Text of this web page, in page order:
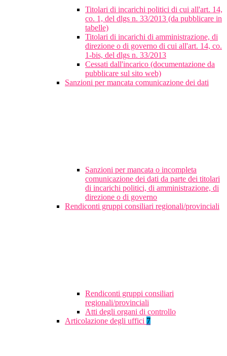
Titolari di incarichi politici di cui all'art. 14,
co. 1, del dlgs n. 33/2013 (da pubblicare in
tabelle)
Titolari di incarichi di amministrazione, di
direzione o di governo di cui all'art. 14, co.
1-bis, del dlgs n. 33/2013
Cessati dall'incarico (documentazione da
pubblicare sul sito web)
Sanzioni per mancata comunicazione dei dati
Sanzioni per mancata o incompleta
comunicazione dei dati da parte dei titolari
di incarichi politici, di amministrazione, di
direzione o di governo
Rendiconti gruppi consiliari regionali/provinciali
Rendiconti gruppi consiliari
regionali/provinciali
Atti degli organi di controllo
Articolazione degli uffici 7